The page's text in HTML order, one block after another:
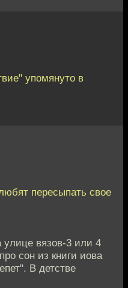
упомянуто в
пересыпать свое
вязов-3 или 4
сон из книги иова
В детстве